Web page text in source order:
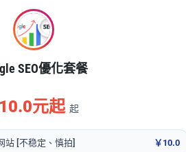
SEO優化套餐
10.0元起 起
站 [不稳定、慎拍] ￥10.0